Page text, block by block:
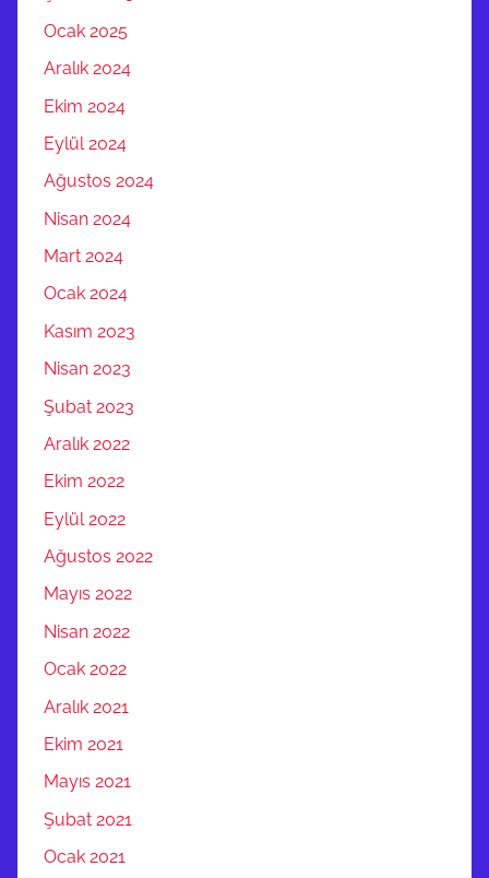
Ocak 2025
Aralık 2024
Ekim 2024
Eylül 2024
Ağustos 2024
Nisan 2024
Mart 2024
Ocak 2024
Kasım 2023
Nisan 2023
Şubat 2023
Aralık 2022
Ekim 2022
Eylül 2022
Ağustos 2022
Mayıs 2022
Nisan 2022
Ocak 2022
Aralık 2021
Ekim 2021
Mayıs 2021
Şubat 2021
Ocak 2021